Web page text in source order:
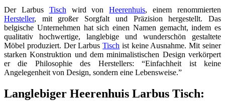
Der Larbus Tischwird vonHeerenhuis, einem renommierten
Hersteller, mit großer Sorgfalt und Präzision hergestellt. Das
belgische Unternehmen hat sich einen Namen gemacht, indem es
qualitativ hochwertige, langlebige und wunderschön gestaltete
Möbel produziert. Der LarbusTisch ist keine Ausnahme. Mit seiner
starken Konstruktion und dem minimalistischen Design verkörpert
er die Philosophie des Herstellers: “Einfachheit ist keine
Angelegenheit von Design, sondern eine Lebensweise.”
Langlebiger Heerenhuis Larbus Tisch: